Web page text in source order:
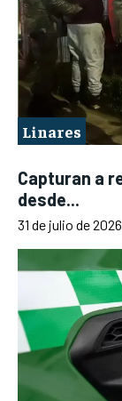
Linares
Capturan a
desde...
31 de julio de 2026